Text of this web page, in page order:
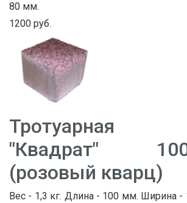
80 мм.
1200 руб.
Тротуарная
"Квадрат"
(розовый кварц)
Вес - 1,3 кг. Длина - 100 мм. Ширина